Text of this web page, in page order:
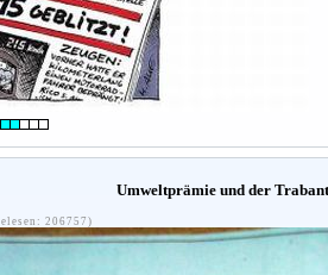
Umweltprämie und der
206757)